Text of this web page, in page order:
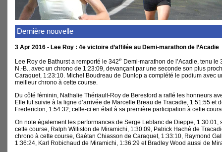
Dernière nouvelle
3 Apr 2016 - Lee Roy : 4e victoire d’affilée au Demi-marathon de l’Acadie
Lee Roy de Bathurst a remporté le 342e Demi-marathon de l’Acadie, tenu le
N.-B., avec un chrono de 1:23:09, devançant par une seconde son plus
Caraquet, 1:23:10. Michel Boudreau de Dunlop a complété le podium avec
meilleur chrono à cette course.
Du côté féminin, Nathalie Thériault-Roy de Beresford a raflé les honneurs
Elle fut suivie à la ligne d’arrivée de Marcelle Breau de Tracadie, 1:51:55 et
Fredericton, 1:54:32; celle-ci en était à sa première participation à cette
On note également les performances de Serge Leblanc de Dieppe, 1:30:01,
cette course, Ralph Williston de Miramichi, 1:30:09, Patrick Haché de
chrono à cette course, Gaétan Chiasson de Caraquet, 1:33:10, Raymond
1:36:24, Karl Robichaud de Miramichi, 1:36:29 et Bradley Wood aussi de